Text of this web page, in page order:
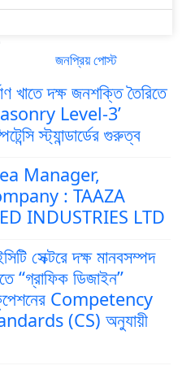
জনপ্রিয় পোস্ট
খাতে দক্ষ জনশক্তি তৈরিতে
Level-3’
স্ট্যান্ডার্ডের গুরুত্ব
Manager,
: TAAZA
INDUSTRIES LTD
সেক্টরে দক্ষ মানবসম্পদ
“গ্রাফিক ডিজাইন”
Competency
(CS) অনুযায়ী